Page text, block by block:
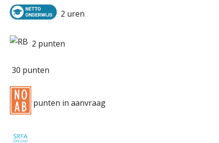
2 uren
2 punten
30 punten
punten in aanvraag